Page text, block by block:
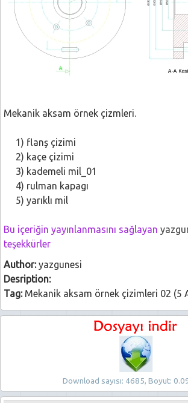
Mekanik aksam örnek çizmleri.
1) flanş çizimi
2) kaçe çizimi
3) kademeli mil_01
4) rulman kapagı
5) yarıklı mil
Bu içeriğin yayınlanmasını sağlayan
teşekkürler
Author:yazgunesi
Desription:
Tag:Mekanik aksam örnek çizimleri 02 (5
Download sayısı: 4685, Boyut: